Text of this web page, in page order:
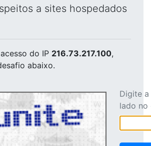
a sites hospedados
do IP 216.73.217.100,
abaixo.
Digite
lado no